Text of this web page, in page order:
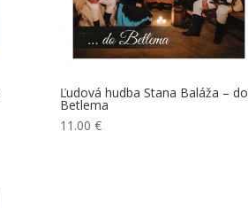
Ľudová hudba Stana Baláža – do
Betlema
11.00 €